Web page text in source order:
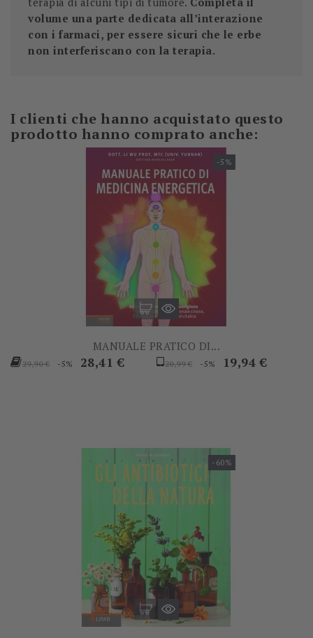
volume una parte dedicata all’interazione
con i farmaci, per essere sicuri che le erbe
non interferiscano con la terapia.
I clienti che hanno acquistato questo
prodotto hanno comprato anche:
-5%
MANUALE PRATICO DI...
Prezzo
29,90 € -5% Prezzo
28,41 €
Prezzo
20,99 € -5% Prezzo
19,94 €
-60%